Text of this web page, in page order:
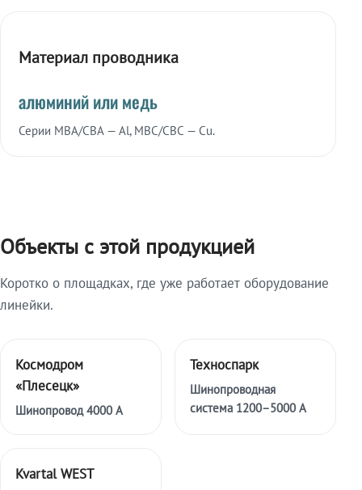
Материал проводника
алюминий или медь
Серии МВА/СВА — Al, МВС/СВС — Cu.
Объекты с этой продукцией
Коротко о площадках, где уже работает оборудование
линейки.
Космодром
«Плесецк»
Шинопровод 4000 А
Техноспарк
Шинопроводная
система 1200–5000 А
Kvartal WEST